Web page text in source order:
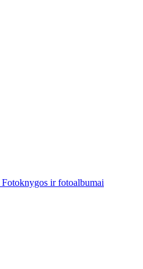
Fotoknygos ir fotoalbumai